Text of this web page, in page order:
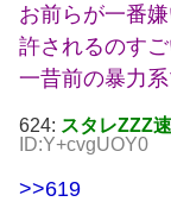
お前らが一番
許されるのす
一昔前の暴力
624: スタレZZZ
ID:Y+cvgUOY0
>>619